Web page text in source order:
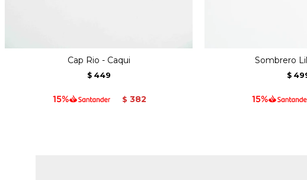
Cap Rio - Caqui
$ 449
$ 382
Sombrero
$